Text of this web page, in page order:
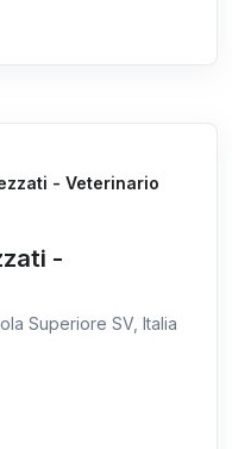
- Veterinario
-
Superiore SV, Italia